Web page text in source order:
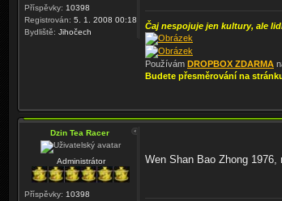
Příspěvky: 10398
Registrován: 5. 1. 2008 00:18
Bydliště: Jihočech
Čaj nespojuje jen kultury, ale
Používám DROPBOX ZDARMA
Budete přesměrování na
Dzin Tea Racer
Administrátor
Příspěvky: 10398
Wen Shan Bao Zhong